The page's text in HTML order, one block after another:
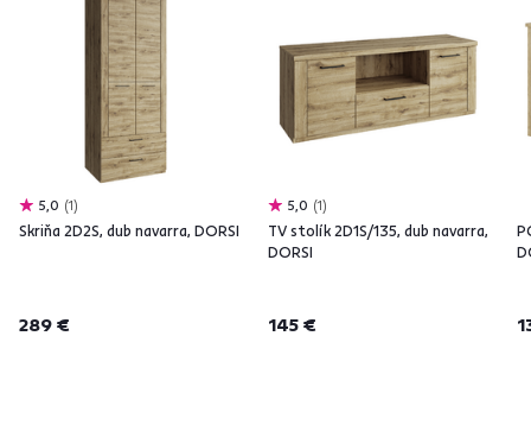
5,0 1
Skriňa 2D2S, dub navarra, DORSI
289 €
5,0 1
TV stolík 2D1S/135, dub navarra,
DORSI
145 €